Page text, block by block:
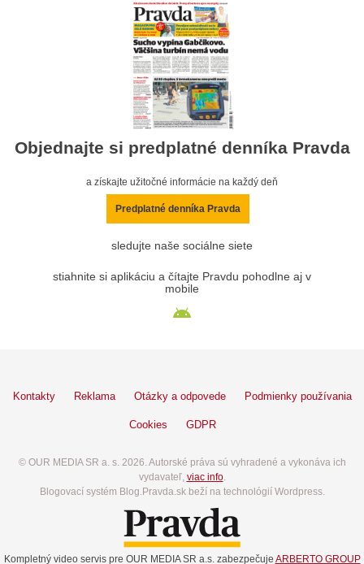
Objednajte si predplatné denníka Pravda
a získajte užitočné informácie na každý deň
Predplatné denníka Pravda
sledujte naše sociálne siete
stiahnite si aplikáciu a čítajte Pravdu pohodlne aj v
mobile
Kontakty Reklama Otázky a odpovede Podmienky používania
Cookies GDPR
© OUR MEDIA SR a. s. 2026. Autorské práva sú vyhradené a vykonáva ich
vydavateľ, viac info.
Blogovací systém Blog.Pravda.sk beží na technológií Wordpress.
Kompletný video servis pre OUR MEDIA SR a.s. zabezpečuje ARBERTO GROUP